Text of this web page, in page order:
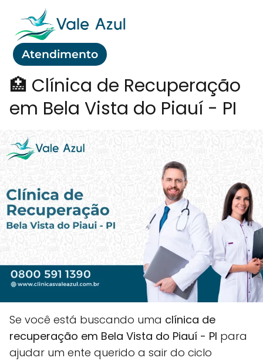
Atendimento
🏥 Clínica de Recuperação
em Bela Vista do Piauí - PI
Se você está buscando uma clínica de
recuperação em Bela Vista do Piauí - PI para
ajudar um ente querido a sair do ciclo